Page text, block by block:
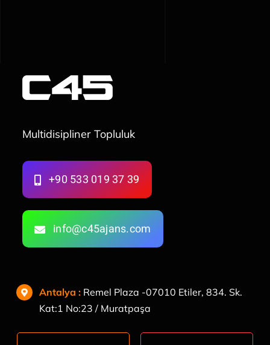
Multidisipliner Topluluk
+90 533 019 37 39
info@c45ajans.com
Antalya : Remel Plaza -07010 Etiler, 834. Sk.
Kat:1 No:23 / Muratpaşa